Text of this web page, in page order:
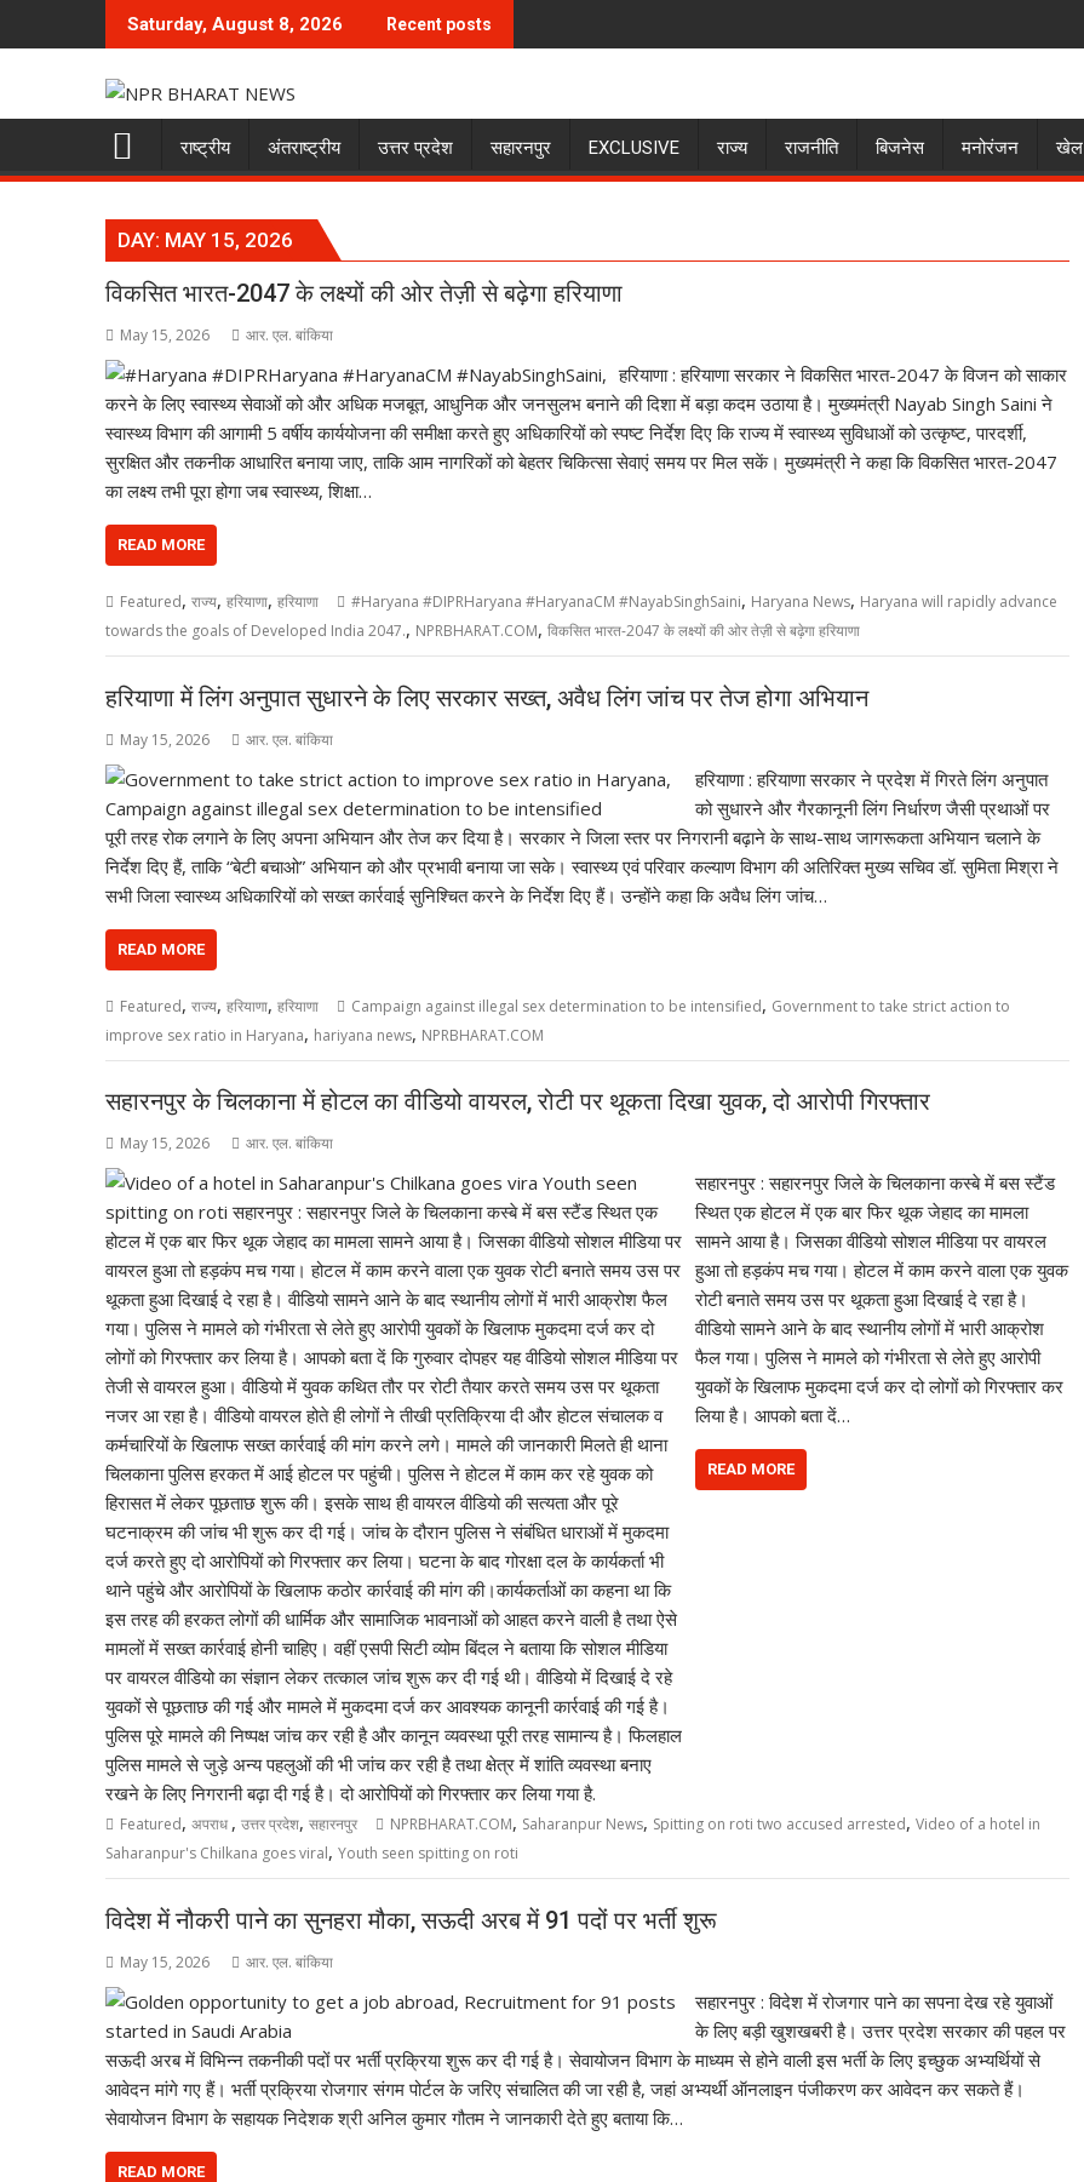
to
Saturday, August 8, 2026 Recent posts
राष्ट्रीय अंतराष्ट्रीय उत्तर प्रदेश सहारनपुर EXCLUSIVE राज्य राजनीति बिजनेस मनोरंजन खेल
DAY: MAY 15, 2026
विकसित भारत-2047 के लक्ष्यों की ओर तेज़ी से बढ़ेगा हरियाणा
May 15, 2026 आर. एल. बांकिया
हरियाणा : हरियाणा सरकार ने विकसित भारत-2047 के विजन को साकार
करने के लिए स्वास्थ्य सेवाओं को और अधिक मजबूत, आधुनिक और जनसुलभ बनाने की दिशा में बड़ा कदम उठाया है। मुख्यमंत्री Nayab Singh Saini ने
स्वास्थ्य विभाग की आगामी 5 वर्षीय कार्ययोजना की समीक्षा करते हुए अधिकारियों को स्पष्ट निर्देश दिए कि राज्य में स्वास्थ्य सुविधाओं को उत्कृष्ट, पारदर्शी,
सुरक्षित और तकनीक आधारित बनाया जाए, ताकि आम नागरिकों को बेहतर चिकित्सा सेवाएं समय पर मिल सकें। मुख्यमंत्री ने कहा कि विकसित भारत-2047
का लक्ष्य तभी पूरा होगा जब स्वास्थ्य, शिक्षा…
READ MORE
Featured, राज्य, हरियाणा, हरियाणा #Haryana #DIPRHaryana #HaryanaCM #NayabSinghSaini, Haryana News, Haryana will rapidly advance
towards the goals of Developed India 2047., NPRBHARAT.COM, विकसित भारत-2047 के लक्ष्यों की ओर तेज़ी से बढ़ेगा हरियाणा
हरियाणा में लिंग अनुपात सुधारने के लिए सरकार सख्त, अवैध लिंग जांच पर तेज होगा अभियान
May 15, 2026 आर. एल. बांकिया
हरियाणा : हरियाणा सरकार ने प्रदेश में गिरते लिंग अनुपात
को सुधारने और गैरकानूनी लिंग निर्धारण जैसी प्रथाओं पर
पूरी तरह रोक लगाने के लिए अपना अभियान और तेज कर दिया है। सरकार ने जिला स्तर पर निगरानी बढ़ाने के साथ-साथ जागरूकता अभियान चलाने के
निर्देश दिए हैं, ताकि “बेटी बचाओ” अभियान को और प्रभावी बनाया जा सके। स्वास्थ्य एवं परिवार कल्याण विभाग की अतिरिक्त मुख्य सचिव डॉ. सुमिता मिश्रा ने
सभी जिला स्वास्थ्य अधिकारियों को सख्त कार्रवाई सुनिश्चित करने के निर्देश दिए हैं। उन्होंने कहा कि अवैध लिंग जांच…
READ MORE
Featured, राज्य, हरियाणा, हरियाणा Campaign against illegal sex determination to be intensified, Government to take strict action to
improve sex ratio in Haryana, hariyana news, NPRBHARAT.COM
सहारनपुर के चिलकाना में होटल का वीडियो वायरल, रोटी पर थूकता दिखा युवक, दो आरोपी गिरफ्तार
May 15, 2026 आर. एल. बांकिया
सहारनपुर : सहारनपुर जिले के चिलकाना कस्बे में बस स्टैंड
स्थित एक होटल में एक बार फिर थूक जेहाद का मामला
सामने आया है। जिसका वीडियो सोशल मीडिया पर वायरल
हुआ तो हड़कंप मच गया। होटल में काम करने वाला एक युवक
रोटी बनाते समय उस पर थूकता हुआ दिखाई दे रहा है।
वीडियो सामने आने के बाद स्थानीय लोगों में भारी आक्रोश
फैल गया। पुलिस ने मामले को गंभीरता से लेते हुए आरोपी
युवकों के खिलाफ मुकदमा दर्ज कर दो लोगों को गिरफ्तार कर
लिया है। आपको बता दें…
READ MORE
Featured, अपराध , उत्तर प्रदेश, सहारनपुर NPRBHARAT.COM, Saharanpur News, Spitting on roti two accused arrested, Video of a hotel in
Saharanpur's Chilkana goes viral, Youth seen spitting on roti
विदेश में नौकरी पाने का सुनहरा मौका, सऊदी अरब में 91 पदों पर भर्ती शुरू
May 15, 2026 आर. एल. बांकिया
सहारनपुर : विदेश में रोजगार पाने का सपना देख रहे युवाओं
के लिए बड़ी खुशखबरी है। उत्तर प्रदेश सरकार की पहल पर
सऊदी अरब में विभिन्न तकनीकी पदों पर भर्ती प्रक्रिया शुरू कर दी गई है। सेवायोजन विभाग के माध्यम से होने वाली इस भर्ती के लिए इच्छुक अभ्यर्थियों से
आवेदन मांगे गए हैं। भर्ती प्रक्रिया रोजगार संगम पोर्टल के जरिए संचालित की जा रही है, जहां अभ्यर्थी ऑनलाइन पंजीकरण कर आवेदन कर सकते हैं।
सेवायोजन विभाग के सहायक निदेशक श्री अनिल कुमार गौतम ने जानकारी देते हुए बताया कि…
READ MORE